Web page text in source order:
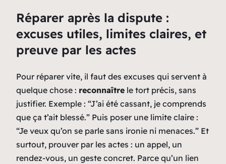
Réparer après la dispute :
excuses utiles, limites claires, et
preuve par les actes
Pour réparer vite, il faut des excuses qui servent à
quelque chose : reconnaître le tort précis, sans
justifier. Exemple : “J’ai été cassant, je comprends
que ça t’ait blessé.” Puis poser une limite claire :
“Je veux qu’on se parle sans ironie ni menaces.” Et
surtout, prouver par les actes : un appel, un
rendez-vous, un geste concret. Parce qu’un lien